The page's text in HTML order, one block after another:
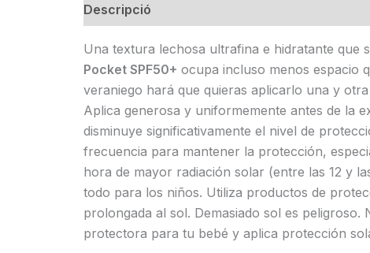
Descripció
Una textura lechosa ultrafina e hidratante
Pocket SPF50+ ocupa incluso menos espacio
veraniego hará que quieras aplicarlo una y
Aplica generosa y uniformemente antes de la
disminuye significativamente el nivel de
frecuencia para mantener la protección,
hora de mayor radiación solar (entre las 12 y
todo para los niños. Utiliza productos de
prolongada al sol. Demasiado sol es
protectora para tu bebé y aplica protección